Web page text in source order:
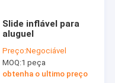
Slide inflável para
aluguel
Preço:Negociável
MOQ:1 peça
obtenha o ultimo preço